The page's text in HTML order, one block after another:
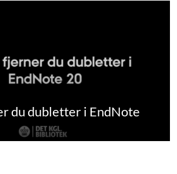
du dubletter i EndNote